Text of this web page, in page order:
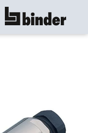
显示所有